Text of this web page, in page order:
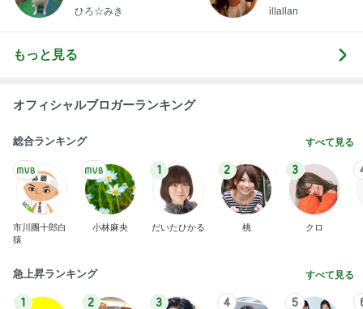
ひろ☆みき illallan
もっと見る
オフィシャルブロガーランキング
総合ランキング すべて見る
市川團十郎白
猿
小林麻央
1
だいたひかる
2
桃
3
クロ
急上昇ランキング すべて見る
1 2 3 4 5